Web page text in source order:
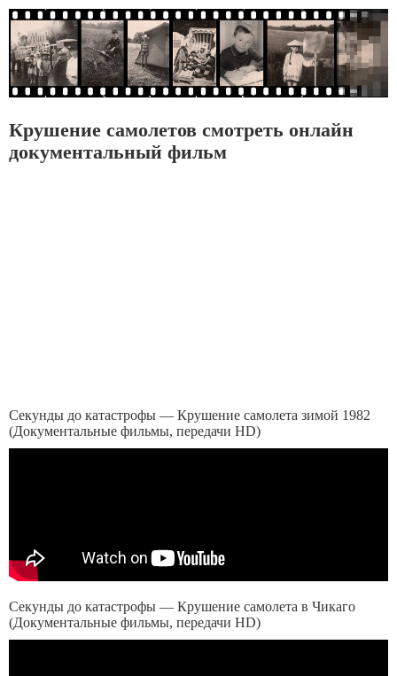
Крушение самолетов смотреть онлайн
документальный фильм
Секунды до катастрофы — Крушение самолета зимой 1982
(Документальные фильмы, передачи HD)
Секунды до катастрофы — Крушение самолета в Чикаго
(Документальные фильмы, передачи HD)